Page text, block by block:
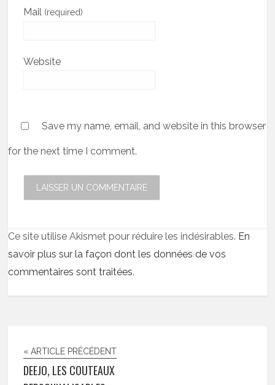
Mail (required)
Website
Save my name, email, and website in this browser
for the next time I comment.
Ce site utilise Akismet pour réduire les indésirables. En
savoir plus sur la façon dont les données de vos
commentaires sont traitées.
« ARTICLE PRÉCÉDENT
DEEJO, LES COUTEAUX